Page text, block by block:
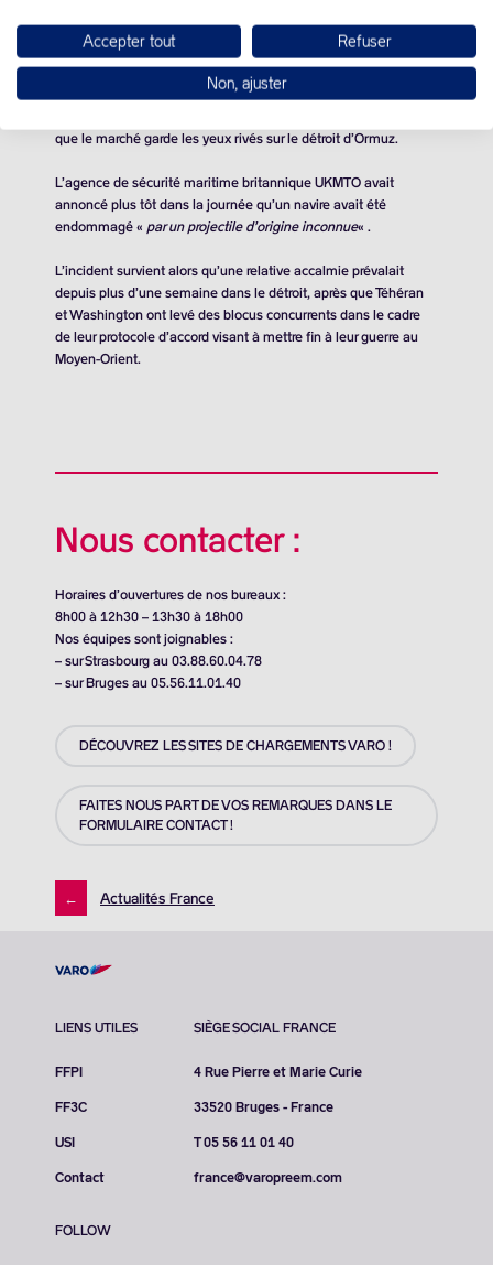
Le pétrole termine finalement en hausse, l’attention encore
tournée vers Ormuz
Les cours du pétrole ont finalement rebondi jeudi après être
que le marché garde les yeux rivés sur le détroit d’Ormuz.
L’agence de sécurité maritime britannique UKMTO avait
annoncé plus tôt dans la journée qu’un navire avait été
endommagé « par un projectile d’origine inconnue« .
L’incident survient alors qu’une relative accalmie prévalait
depuis plus d’une semaine dans le détroit, après que Téhéran
et Washington ont levé des blocus concurrents dans le cadre
de leur protocole d’accord visant à mettre fin à leur guerre au
Moyen-Orient.
Nous contacter :
Horaires d’ouvertures de nos bureaux :
8h00 à 12h30 – 13h30 à 18h00
Nos équipes sont joignables :
– sur Strasbourg au 03.88.60.04.78
– sur Bruges au 05.56.11.01.40
DÉCOUVREZ LES SITES DE CHARGEMENTS VARO !
FAITES NOUS PART DE VOS REMARQUES DANS LE
FORMULAIRE CONTACT !
← Actualités France
LIENS UTILES
FFPI
FF3C
USI
Contact
SIÈGE SOCIAL FRANCE
4 Rue Pierre et Marie Curie
33520 Bruges - France
T 05 56 11 01 40
france@varopreem.com
FOLLOW
Accepter tout Refuser
Non, ajuster